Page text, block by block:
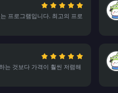
프로그램입니다. 최고의 프로
는 것보다 가격이 훨씬 저렴해